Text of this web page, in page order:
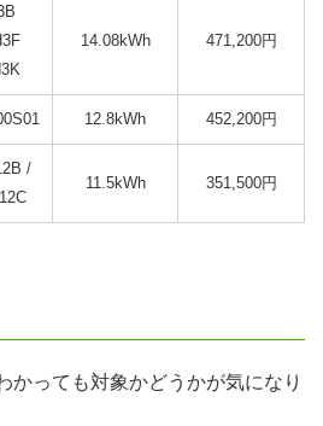
14.08kWh 471,200円
12.8kWh 452,200円
/
11.5kWh 351,500円
かっても対象かどうかが気になり